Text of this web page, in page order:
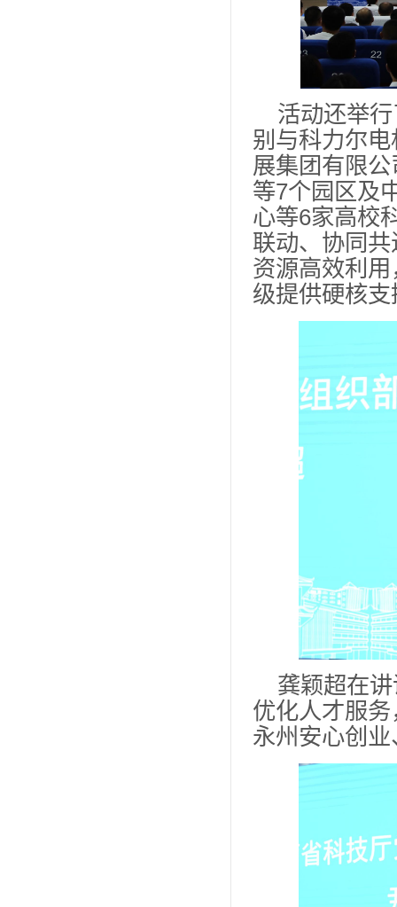
活动还举
别与科力尔
展集团有限
等7个园区及
心等6家高校
联动、协同
资源高效利
级提供硬核支
龚颖超在
优化人才服
永州安心创